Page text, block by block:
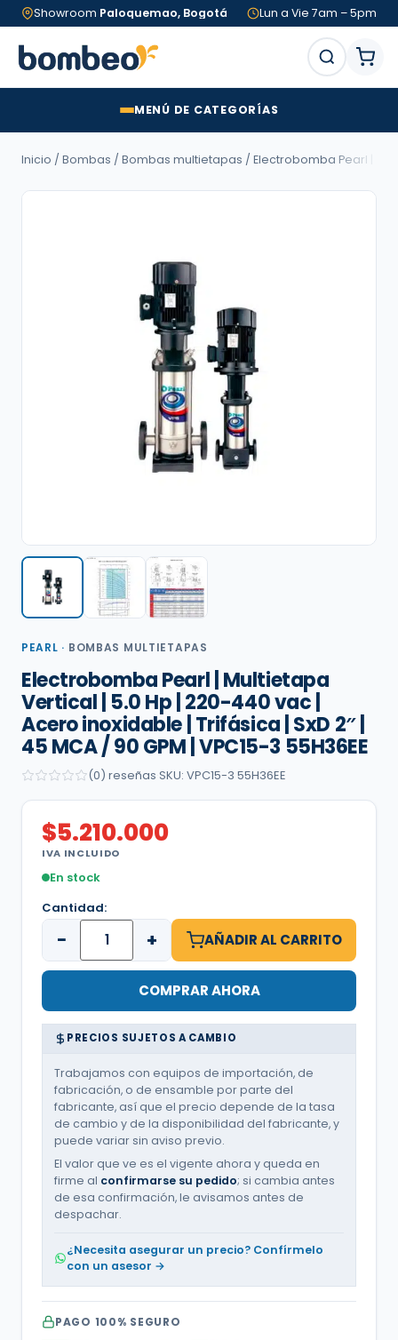
Showroom Paloquemao, Bogotá Lun a Vie 7am – 5pm
MENÚ DE CATEGORÍAS
Inicio / Bombas / Bombas multietapas / Electrobomba Pearl |
PEARL · BOMBAS MULTIETAPAS
Electrobomba Pearl | Multietapa
Vertical | 5.0 Hp | 220-440 vac |
Acero inoxidable | Trifásica | SxD 2″ |
45 MCA / 90 GPM | VPC15-3 55H36EE
(0) reseñas SKU: VPC15-3 55H36EE
$5.210.000
IVA INCLUIDO
En stock
Cantidad:
− + AÑADIR AL CARRITO
COMPRAR AHORA
PRECIOS SUJETOS A CAMBIO
Trabajamos con equipos de importación, de
fabricación, o de ensamble por parte del
fabricante, así que el precio depende de la tasa
de cambio y de la disponibilidad del fabricante, y
puede variar sin aviso previo.
El valor que ve es el vigente ahora y queda en
firme al confirmarse su pedido; si cambia antes
de esa confirmación, le avisamos antes de
despachar.
¿Necesita asegurar un precio? Confírmelo
con un asesor →
PAGO 100% SEGURO